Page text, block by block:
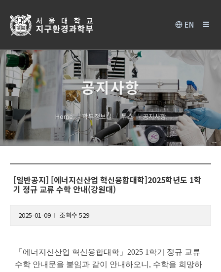
EN
공지사항
Home 학부정보실 뉴스 공지사항
[일반공지] [에너지신산업 혁신융합대학]2025학년도 1학
기 정규 교류 수학 안내(강원대)
2025-01-09 조회수 529
「에너지신산업 혁신융합대학」2025 1학기 정규 교류
수학 안내문을 붙임과 같이 안내하오니, 수학을 희망하